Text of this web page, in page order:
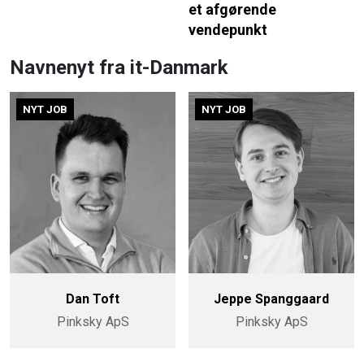
et afgørende
vendepunkt
Navnenyt fra it-Danmark
NYT JOB
Dan Toft
Pinksky ApS
NYT JOB
Jeppe Spanggaard
Pinksky ApS